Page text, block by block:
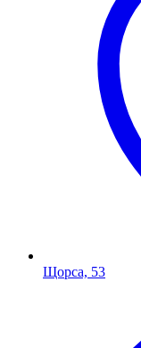
Щорса, 53